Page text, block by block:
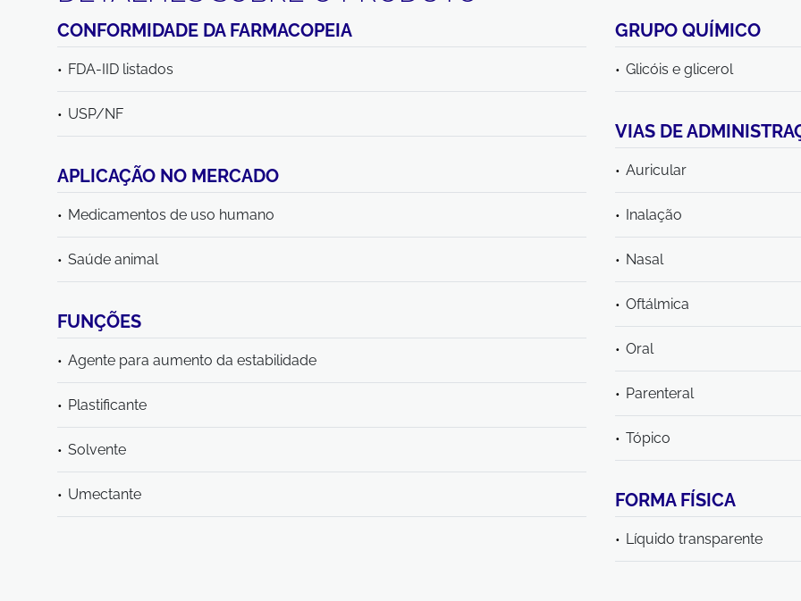
CONFORMIDADE DA FARMACOPEIA
FDA-IID listados
USP/NF
GRUPO QUÍMICO
Glicóis e glicerol
VIAS DE
Auricular
Inalação
Nasal
Oftálmica
Oral
Parenteral
Tópico
APLICAÇÃO NO MERCADO
Medicamentos de uso humano
Saúde animal
FUNÇÕES
Agente para aumento da estabilidade
Plastificante
Solvente
Umectante FORMA FÍSICA
Líquido transparente